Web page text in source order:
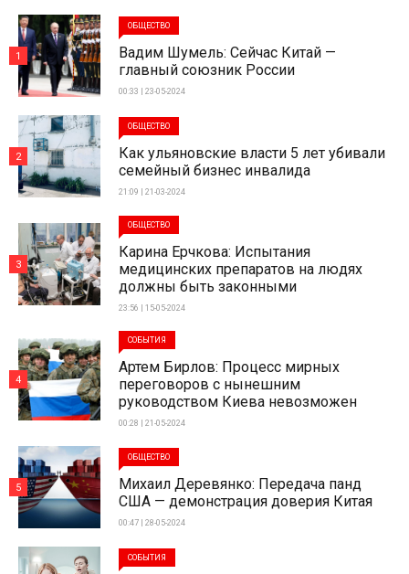
ОБЩЕСТВО
Вадим Шумель: Сейчас Китай —
главный союзник России
00:33 | 23-05-2024
1
ОБЩЕСТВО
Как ульяновские власти 5 лет убивали
семейный бизнес инвалида
21:09 | 21-03-2024
2
ОБЩЕСТВО
Карина Ерчкова: Испытания
медицинских препаратов на людях
должны быть законными
23:56 | 15-05-2024
3
СОБЫТИЯ
Артем Бирлов: Процесс мирных
переговоров с нынешним
руководством Киева невозможен
00:28 | 21-05-2024
4
ОБЩЕСТВО
Михаил Деревянко: Передача панд
США — демонстрация доверия Китая
00:47 | 28-05-2024
5
СОБЫТИЯ